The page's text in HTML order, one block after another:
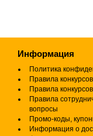
Информация
Политика
Правила
Правила
Правила
вопросы
Промо-коды,
Информация о